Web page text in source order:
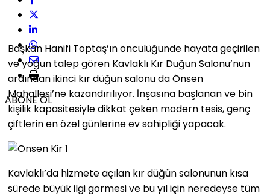
ABONE OL
Başkan Hanifi Toptaş’ın öncülüğünde hayata geçirilen
ve yoğun talep gören Kavlaklı Kır Düğün Salonu’nun
ardından ikinci kır düğün salonu da Önsen
Mahallesi’ne kazandırılıyor. İnşasına başlanan ve bin
kişilik kapasitesiyle dikkat çeken modern tesis, genç
çiftlerin en özel günlerine ev sahipliği yapacak.
Kavlaklı’da hizmete açılan kır düğün salonunun kısa
sürede büyük ilgi görmesi ve bu yıl için neredeyse tüm